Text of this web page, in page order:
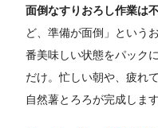
面倒なすりおろし作業は不
ど、準備が面倒」という
番美味しい状態をパック
だけ。忙しい朝や、疲れ
自然薯とろろが完成します